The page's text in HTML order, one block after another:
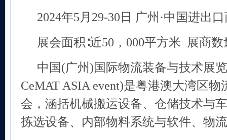
2024年5月 29-30日 广州·中国进出
展会面积∶近50，000平方米 展商数
中国(广州)国际物流装备与技术展
CeMAT ASIA event)是粤港澳大湾区
会，涵括机械搬运设备、仓储技术与
拣选设备、内部物料系统与软件、物